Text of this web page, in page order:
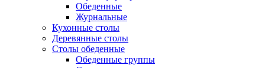
Обеденные
Журнальные
Кухонные столы
Деревянные столы
Столы обеденные
Обеденные группы